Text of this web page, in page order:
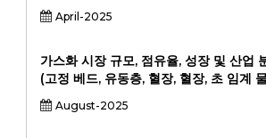
별 (육상 파이프 라인, 해상 파이프 라인)
석, 2024-2031
April-2025
가스화 시장 규모, 점유율, 성장 및 산업
(고정 베드, 유동층, 혈장, 혈장, 초 임계
급 원료 (석탄, 바이오 매스, 시립 고형 폐
잔류 물)에 의한 최종 사용 (전력 생성, 화
August-2025